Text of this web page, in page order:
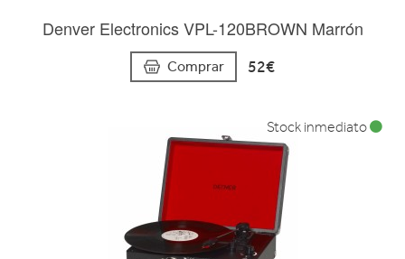
Denver Electronics VPL-120BROWN Marrón
Comprar 52€
Stock inmediato